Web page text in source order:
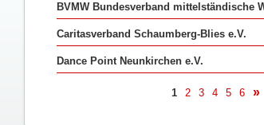
BVMW Bundesverband mittelständische
Caritasverband Schaumberg-Blies e.V.
Dance Point Neunkirchen e.V.
1 2 3 4 5 6